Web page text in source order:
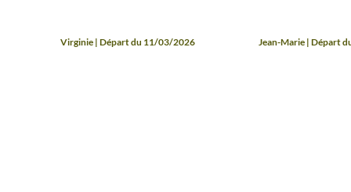
Virginie | Départ du 11/03/2026
patience,son
Jean-Marie | Départ